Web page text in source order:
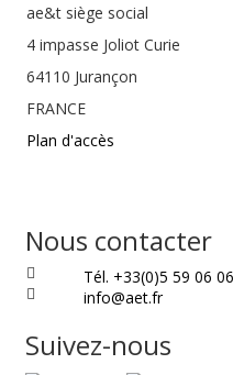
ae&t siège social
4 impasse Joliot Curie
64110 Jurançon
FRANCE
Plan d'accès
Nous contacter
Tél. +33(0)5 59 06
info@aet.fr
Suivez-nous